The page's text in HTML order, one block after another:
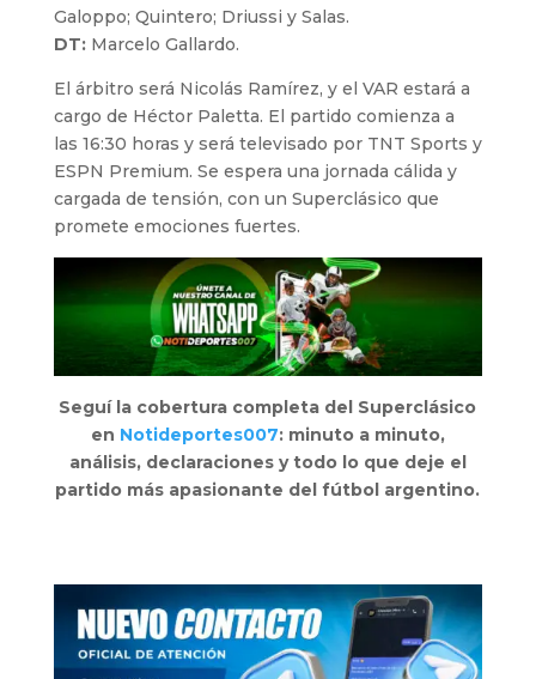
Galoppo; Quintero; Driussi y Salas.
DT:Marcelo Gallardo.
El árbitro será Nicolás Ramírez, y el VAR estará a
cargo de Héctor Paletta. El partido comienza a
las 16:30 horas y será televisado por TNT Sports y
ESPN Premium. Se espera una jornada cálida y
cargada de tensión, con un Superclásico que
promete emociones fuertes.
Seguí la cobertura completa del Superclásico
en Notideportes007: minuto a minuto,
análisis, declaraciones y todo lo que deje el
partido más apasionante del fútbol argentino.